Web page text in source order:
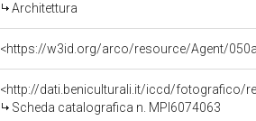
Architettura
<https://w3id.org/arco/resource/Agent/
<http://dati.beniculturali.it/iccd/fotografico/
Scheda catalografica n. MPI6074063